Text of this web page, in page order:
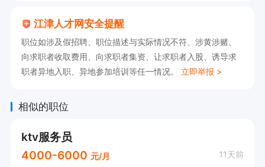
江津人才网安全提醒
职位如涉及假招聘、职位描述与实际情况不符、涉黄涉赌、
向求职者收取费用、向求职者集资、让求职者入股、诱导求
职者异地入职、异地参加培训等任一情况。 立即举报 >
相似的职位
ktv服务员
4000-6000 元/月 11天前